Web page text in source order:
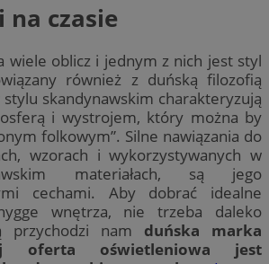
na czasie
wiele oblicz i jednym z nich jest styl
również z duńską filozofią
skandynawskim charakteryzują
i wystrojem, który można by
folkowym”. Silne nawiązania do
wzorach i wykorzystywanych w
materiałach, są jego
cechami. Aby dobrać idealne
wnętrza, nie trzeba daleko
przychodzi nam duńska marka
oferta oświetleniowa jest